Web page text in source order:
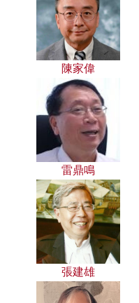
陳家偉
雷鼎鳴
張建雄